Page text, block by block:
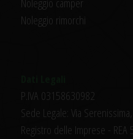
Noleggio rimorchi
P.IVA 03158630982
Sede Legale: Via
Registro delle Imprese - REA